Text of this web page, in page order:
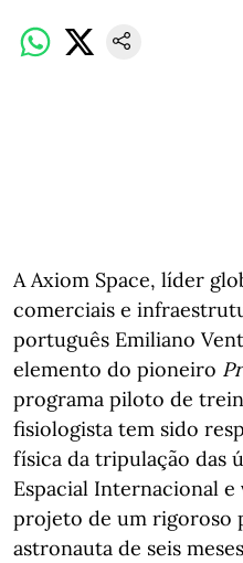
A Axiom Space, líder
comerciais e
português Emiliano
elemento do pioneiro
programa piloto de
fisiologista tem sido
física da tripulação das
Espacial Internacional
projeto de um rigoroso
astronauta de seis